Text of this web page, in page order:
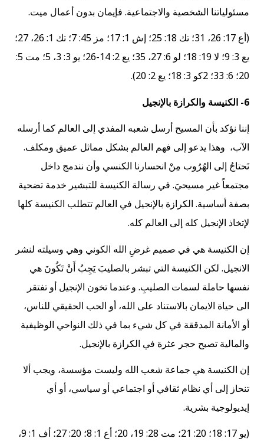
مسئولياتنا الشخصية والاجتماعية. فإيمان بدون أعمال ميت.
(أع 17: 26، 31؛ تك 18: 25؛ إش 1: 17؛ مز 45: 7؛ تك 1: 26، 27؛
يع 3: 9؛ لا 19: 18؛ لو 6: 27، 35؛ يع 2: 14-26؛ يو 3: 3، 5؛ مت 5:
20؛ 6: 33؛ 2كو 3: 18؛ يع 2: 20).
6- الكنيسة والكرازة بالإنجيل
إننا نؤكد بأن المسيح أرسل شعبه المفدي إلى العالم كما أرسله
الآب، وهذا يدعو إلى فهم العالم بشكل مماثل عميق ومكلف.
نَحتاجُ إلى الهُرُوب مِنْ انحسارنا الكنسي وأن نندمج داخل
مجتمعاً غير مسيحيَ. في رسالة الكنيسة للتبشير خدمة تضحية
بصفة أساسية. الكرازة بالإنجيل في العالم تتطلب الكنيسة كلها
لإتخاذ الإنجيل كله إلى العالم كله.
إن الكنيسة هي في صميم غرضِ الله الكوني وهي وسيلته لنشر
الانجيل. لكن الكنيسة التي تبشر بالصليبَ يَجِبُ أَنْ تَكُونَ هي
نفسها حاملة لسمات الصليبِ. وعندما تخون الإنجيل أو تفتقر
الى حياة الايمان بالاستناد على الله، أو الحب الحقيقي للناس،
أو الأمانة المدققة في كل شيء بما في ذلك النواحي الوظيفية
والمالية تصبح حجر عثرة في الكرازة بالإنجيل.
إن الكنيسة هي جماعة شعب الله وليست مؤسسة، ويجب ألا
تنحاز إلى أي نظام ثقافي أو اجتماعي أو سياسي، أو أي
إيديولوجية بشرية.
(يو 17: 18؛ 20: 21؛ مت 28: 19، 20؛ أع 1: 8؛ 20: 27؛ أف 1: 9،